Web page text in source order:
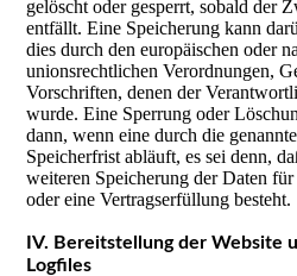
gelöscht oder gesperrt, sobald der
entfällt. Eine Speicherung kann
dies durch den europäischen oder
unionsrechtlichen Verordnungen,
Vorschriften, denen der
wurde. Eine Sperrung oder
dann, wenn eine durch die
Speicherfrist abläuft, es sei denn,
weiteren Speicherung der Daten
oder eine Vertragserfüllung besteht.
IV. Bereitstellung der Website
Logfiles